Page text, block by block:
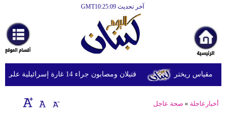
آخر تحديث GMT10:25:09
أخبارعاجلة
رياضة
ثقافة
إقتصاد
قتيلان ومصابون جراء 14 غارة إسرائيلية على شرق وجنوب لبنان
أخبارعاجلة » صحة عاجل